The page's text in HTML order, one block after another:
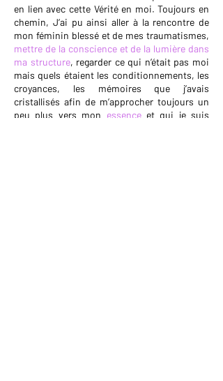
en lien avec cette Vérité en moi. Toujours en
chemin, J’ai pu ainsi aller à la rencontre de
mon féminin blessé et de mes traumatismes,
mettre de la conscience et de la lumière dans
ma structure, regarder ce qui n’était pas moi
mais quels étaient les conditionnements, les
croyances, les mémoires que j’avais
cristallisés afin de m’approcher toujours un
peu plus vers mon essenceet qui je suis